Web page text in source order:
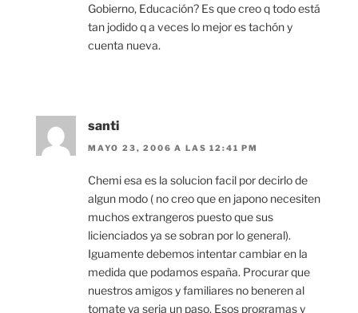
Gobierno, Educación? Es que creo q todo está
tan jodido q a veces lo mejor es tachón y
cuenta nueva.
santi
MAYO 23, 2006 A LAS 12:41 PM
Chemi esa es la solucion facil por decirlo de
algun modo ( no creo que en japono necesiten
muchos extrangeros puesto que sus
licienciados ya se sobran por lo general).
Iguamente debemos intentar cambiar en la
medida que podamos españa. Procurar que
nuestros amigos y familiares no beneren al
tomate ya seria un paso. Esos programas y